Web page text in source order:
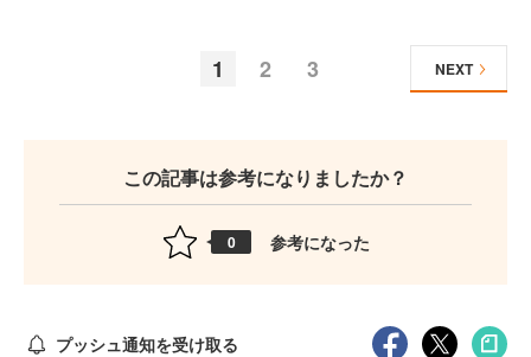
1 2 3 NEXT
この記事は参考になりましたか？
0 参考になった
プッシュ通知を受け取る